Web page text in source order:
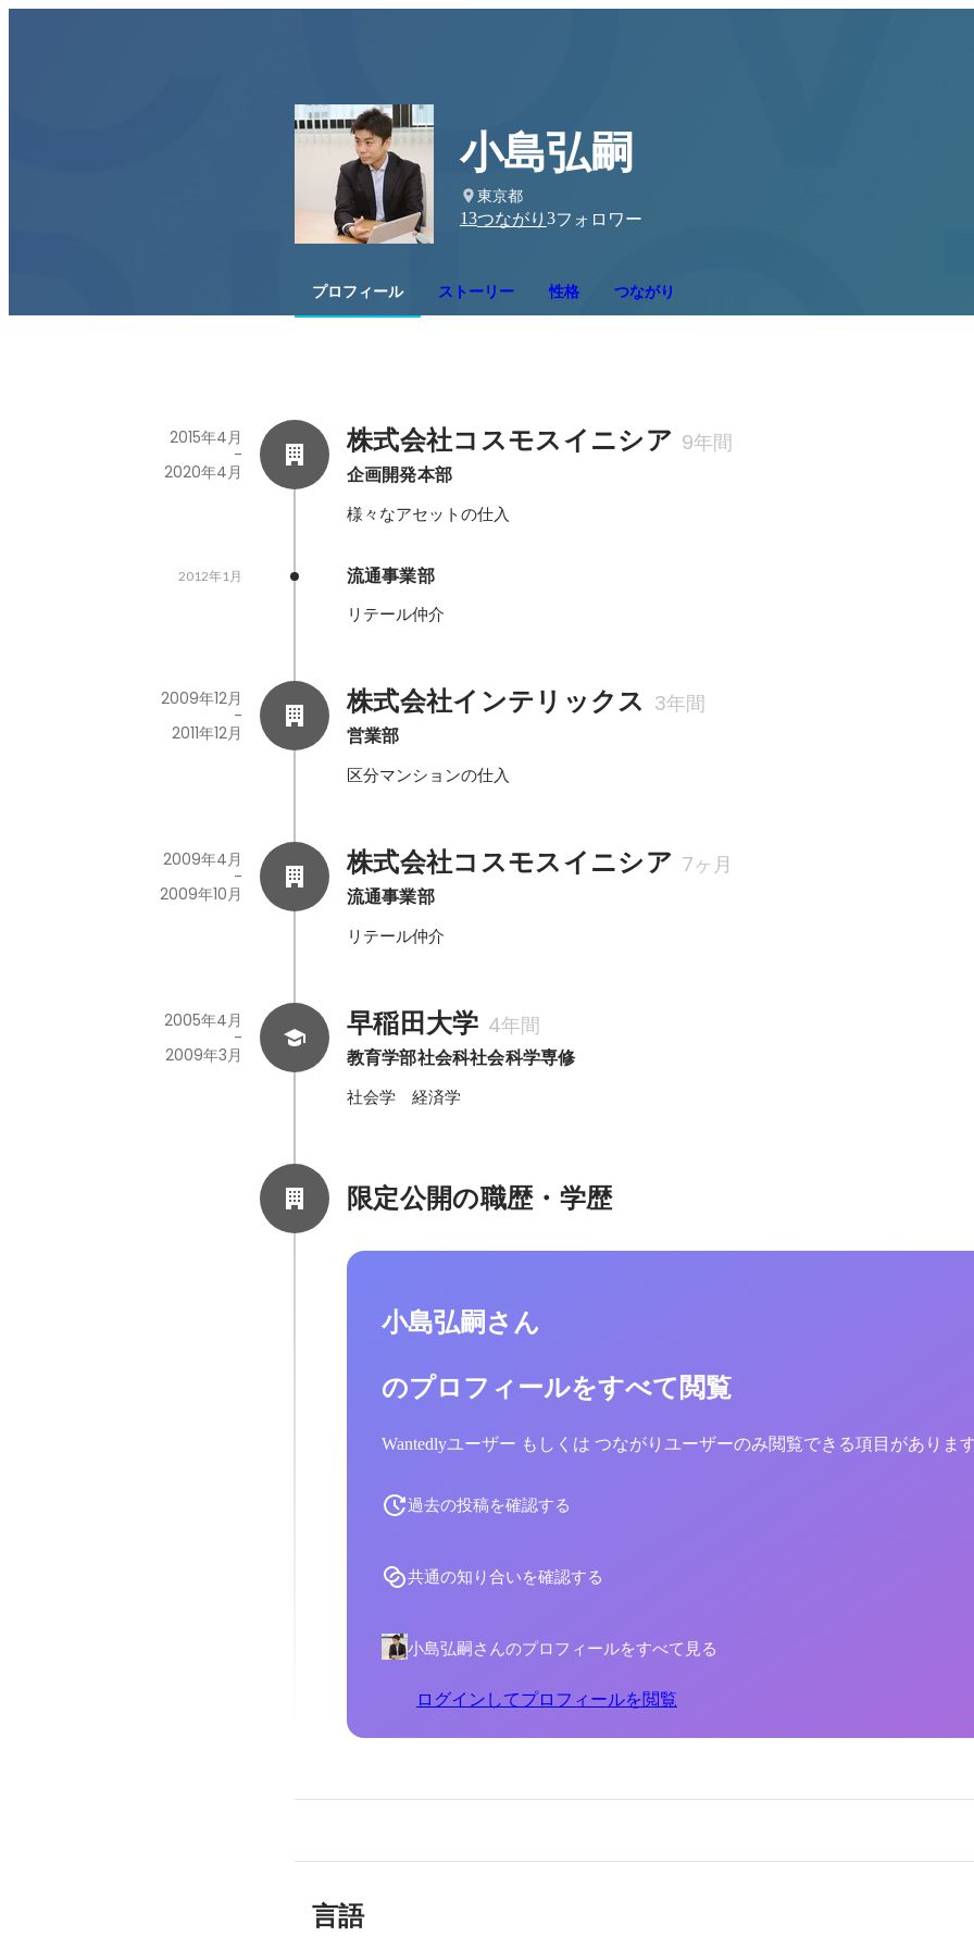
小島弘嗣
東京都
13つながり 3フォロワー
プロフィール ストーリー 性格 つながり
株式会社コスモスイニシア 9年間
企画開発本部
2015年4月
-
2020年4月
様々なアセットの仕入
流通事業部
2012年1月
リテール仲介
株式会社インテリックス 3年間
営業部
2009年12月
-
2011年12月
区分マンションの仕入
株式会社コスモスイニシア 7ヶ月
流通事業部
2009年4月
-
2009年10月
リテール仲介
早稲田大学 4年間
教育学部社会科社会科学専修
2005年4月
-
2009年3月
社会学　経済学
限定公開の職歴・学歴
小島弘嗣さん
のプロフィールをすべて閲覧
Wantedlyユーザー もしくは つながりユーザーのみ閲覧できる項目がありま
過去の投稿を確認する
共通の知り合いを確認する
小島弘嗣さんのプロフィールをすべて見る
ログインしてプロフィールを閲覧
言語